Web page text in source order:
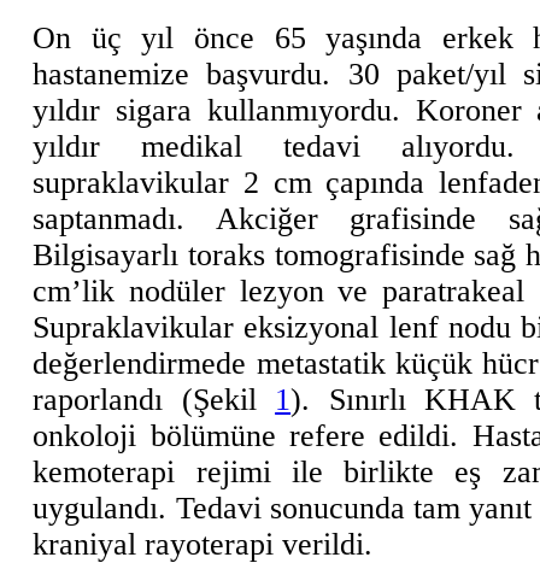
On üç yıl önce 65 yaşında erkek
hastanemize başvurdu. 30 paket/yıl
yıldır sigara kullanmıyordu. Koroner
yıldır medikal tedavi
supraklavikular 2 cm çapında
saptanmadı. Akciğer grafisinde
Bilgisayarlı toraks tomografisinde sağ
cm’lik nodüler lezyon ve
Supraklavikular eksizyonal lenf nodu
değerlendirmede metastatik küçük
raporlandı (Şekil 1). Sınırlı KHAK
onkoloji bölümüne refere edildi.
kemoterapi rejimi ile birlikte eş
uygulandı. Tedavi sonucunda tam
kraniyal rayoterapi verildi.